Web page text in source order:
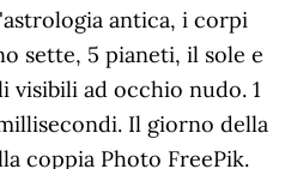
antica, i corpi
sette, 5 pianeti, il sole e
visibili ad occhio nudo. 1
Il giorno della
coppia Photo FreePik.